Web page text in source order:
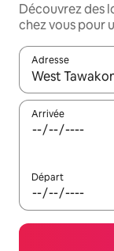
Découvrez des
chez vous pour
Adresse
Lorsque les
Arrivée
Départ